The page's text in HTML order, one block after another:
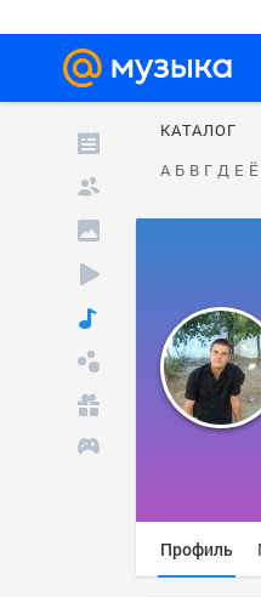
КАТАЛОГ
А Б В Г Д Е Ё
Профиль